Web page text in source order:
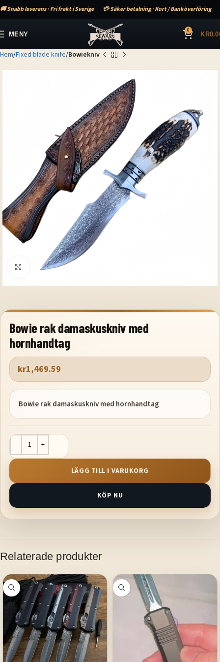
🚚 Snabb leverans · Fri frakt i Sverige 💳 Säker betalning · Kort / Banköverföring
MENY 0 KR
Hem Fixed blade knife Bowiekniv
Klicka för att förstora
Bowie rak damaskuskniv med
hornhandtag
kr1,469.59
Bowie rak damaskuskniv med hornhandtag
LÄGG TILL I VARUKORG
KÖP NU
Relaterade produkter